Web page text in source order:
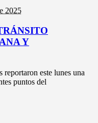
2025
Y
reportaron este lunes una
puntos del